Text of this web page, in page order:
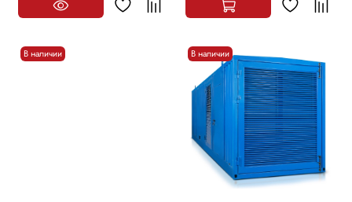
В наличии В наличии